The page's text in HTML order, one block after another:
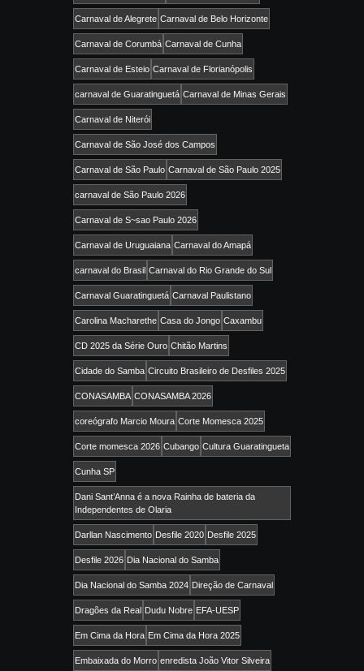
Carnaval de Alegrete Carnaval de Belo Horizonte
Carnaval de Corumbá Carnaval de Cunha
Carnaval de Esteio Carnaval de Florianópolis
carnaval de Guaratinguetá Carnaval de Minas Gerais
Carnaval de Niterói
Carnaval de São José dos Campos
Carnaval de São Paulo Carnaval de São Paulo 2025
carnaval de São Paulo 2026
Carnaval de S~sao Paulo 2026
Carnaval de Uruguaiana Carnaval do Amapá
carnaval do Brasil Carnaval do Rio Grande do Sul
Carnaval Guaratinguetá Carnaval Paulistano
Carolina Macharethe Casa do Jongo Caxambu
CD 2025 da Série Ouro Chitão Martins
Cidade do Samba Circuito Brasileiro de Desfiles 2025
CONASAMBA CONASAMBA 2026
coreógrafo Marcio Moura Corte Momesca 2025
Corte momesca 2026 Cubango Cultura Guaratingueta
Cunha SP
Dani Sant’Anna é a nova Rainha de bateria da
Independentes de Olaria
Darllan Nascimento Desfile 2020 Desfile 2025
Desfile 2026 Dia Nacional do Samba
Dia Nacional do Samba 2024 Direção de Carnaval
Dragões da Real Dudu Nobre EFA-UESP
Em Cima da Hora Em Cima da Hora 2025
Embaixada do Morro enredista João Vitor Silveira